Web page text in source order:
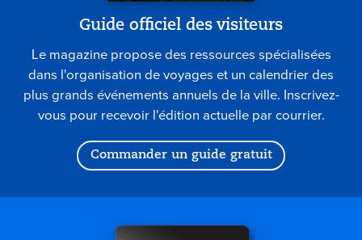
Guide officiel des visiteurs
Le magazine propose des ressources spécialisées
dans l'organisation de voyages et un calendrier des
plus grands événements annuels de la ville. Inscrivez-
vous pour recevoir l'édition actuelle par courrier.
Commander un guide gratuit